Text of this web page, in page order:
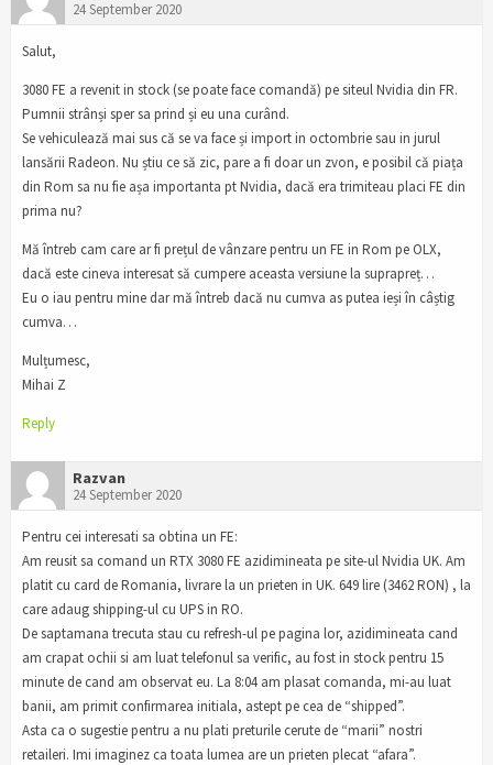
24 September 2020
Salut,
3080 FE a revenit in stock (se poate face comandă) pe siteul Nvidia din FR.
Pumnii strânși sper sa prind și eu una curând.
Se vehiculează mai sus că se va face și import in octombrie sau in jurul
lansării Radeon. Nu știu ce să zic, pare a fi doar un zvon, e posibil că piața
din Rom sa nu fie așa importanta pt Nvidia, dacă era trimiteau placi FE din
prima nu?
Mă întreb cam care ar fi prețul de vânzare pentru un FE in Rom pe OLX,
dacă este cineva interesat să cumpere aceasta versiune la suprapreț…
Eu o iau pentru mine dar mă întreb dacă nu cumva as putea ieși în câștig
cumva…
Mulțumesc,
Mihai Z
Reply
Razvan
24 September 2020
Pentru cei interesati sa obtina un FE:
Am reusit sa comand un RTX 3080 FE azidimineata pe site-ul Nvidia UK. Am
platit cu card de Romania, livrare la un prieten in UK. 649 lire (3462 RON) , la
care adaug shipping-ul cu UPS in RO.
De saptamana trecuta stau cu refresh-ul pe pagina lor, azidimineata cand
am crapat ochii si am luat telefonul sa verific, au fost in stock pentru 15
minute de cand am observat eu. La 8:04 am plasat comanda, mi-au luat
banii, am primit confirmarea initiala, astept pe cea de “shipped”.
Asta ca o sugestie pentru a nu plati preturile cerute de “marii” nostri
retaileri. Imi imaginez ca toata lumea are un prieten plecat “afara”.